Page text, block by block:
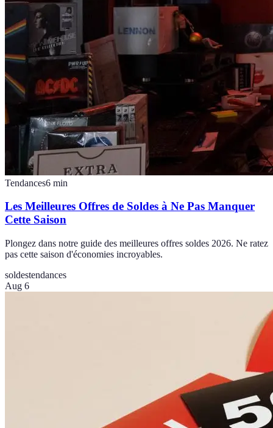
Tendances6 min
Les Meilleures Offres de Soldes à Ne Pas Manquer
Cette Saison
Plongez dans notre guide des meilleures offres soldes 2026. Ne ratez
pas cette saison d'économies incroyables.
soldestendances
Aug 6